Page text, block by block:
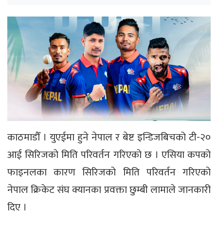
काठमाडौँ । युएईमा हुने नेपाल र बेष्ट इन्डिजबिचको टी-२०
आई सिरिजको मिति परिवर्तन गरिएको छ । एसिया कपको
फाइनलका कारण सिरिजको मिति परिवर्तन गरिएको
नेपाल क्रिकेट संघ क्यानका प्रवक्ता छुम्बी लामाले जानकारी
दिए ।